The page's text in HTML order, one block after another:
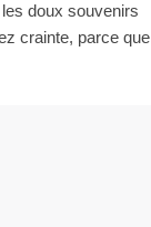
doux souvenirs
crainte, parce que